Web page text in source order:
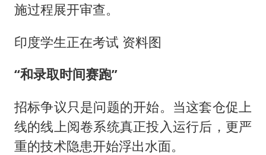
施过程展开审查。
印度学生正在考试 资料图
“和录取时间赛跑”
招标争议只是问题的开始。当这套仓促上
线的线上阅卷系统真正投入运行后，更严
重的技术隐患开始浮出水面。